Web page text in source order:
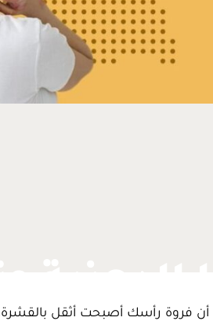
أن فروة رأسك أصبحت أثقل